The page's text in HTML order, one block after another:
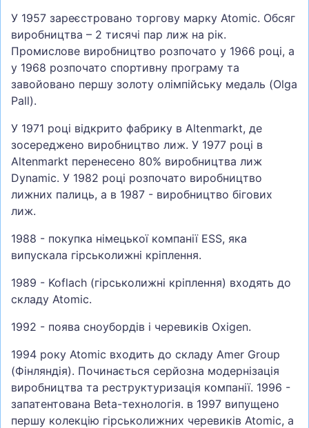
У 1957 зареєстровано торгову марку Atomic. Обсяг
виробництва – 2 тисячі пар лиж на рік.
Промислове виробництво розпочато у 1966 році, а
у 1968 розпочато спортивну програму та
завойовано першу золоту олімпійську медаль (Olga
Pall).
У 1971 році відкрито фабрику в Altenmarkt, де
зосереджено виробництво лиж. У 1977 році в
Altenmarkt перенесено 80% виробництва лиж
Dynamic. У 1982 році розпочато виробництво
лижних палиць, а в 1987 - виробництво бігових
лиж.
1988 - покупка німецької компанії ESS, яка
випускала гірськолижні кріплення.
1989 - Koflach (гірськолижні кріплення) входять до
складу Atomic.
1992 - поява сноубордів і черевиків Oxigen.
1994 року Atomic входить до складу Amer Group
(Фінляндія). Починається серйозна модернізація
виробництва та реструктуризація компанії. 1996 -
запатентована Beta-технологія. в 1997 випущено
першу колекцію гірськолижних черевиків Atomic, а